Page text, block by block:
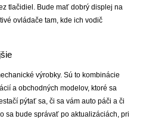
tlačidiel. Bude mať dobrý displej na
ovládače tam, kde ich vodič
výrobky. Sú to kombinácie
a obchodných modelov, ktoré sa
pýtať sa, či sa vám auto páči a či
sa bude správať po aktualizáciách, pri